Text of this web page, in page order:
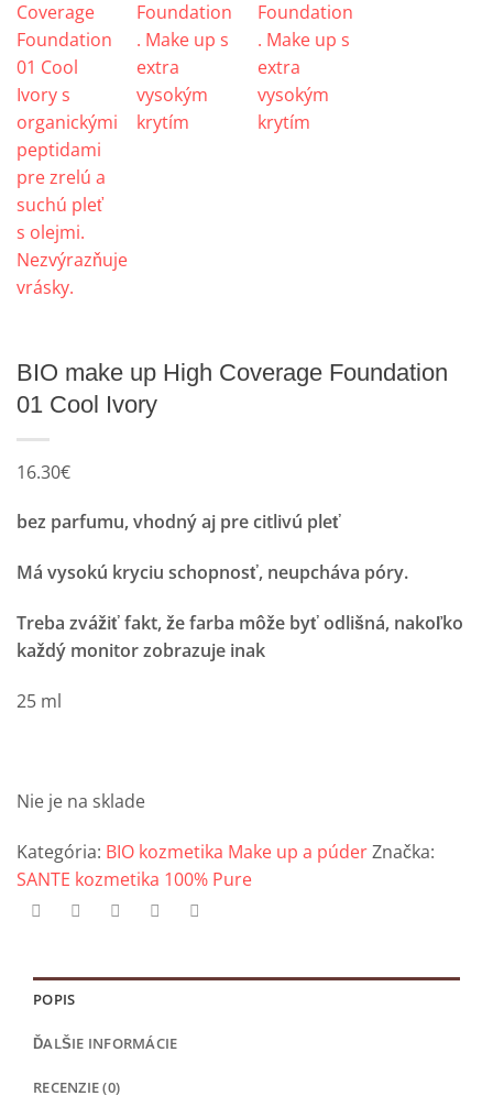
BIO make up High Coverage Foundation
01 Cool Ivory
16.30€
bez parfumu, vhodný aj pre citlivú pleť
Má vysokú kryciu schopnosť, neupcháva póry.
Treba zvážiť fakt, že farba môže byť odlišná, nakoľko
každý monitor zobrazuje inak
25 ml
Nie je na sklade
Kategória: BIO kozmetika Make up a púderZnačka:
SANTE kozmetika 100% Pure
POPIS
ĎALŠIE INFORMÁCIE
RECENZIE (0)